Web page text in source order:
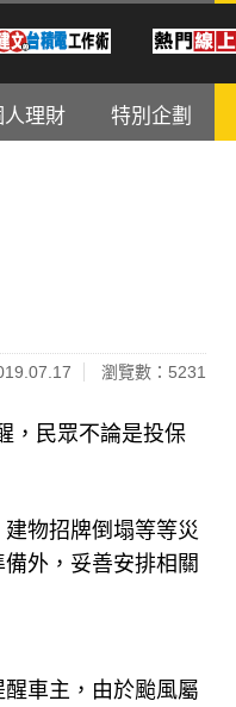
人理財 特別企劃
瀏覽數：5231
，民眾不論是投保
物招牌倒塌等等災
外，妥善安排相關
車主，由於颱風屬